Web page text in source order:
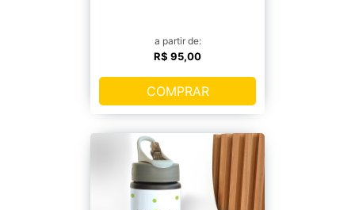
a partir de:
R$ 95,00
COMPRAR